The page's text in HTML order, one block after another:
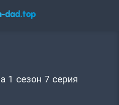
1 сезон 7 серия